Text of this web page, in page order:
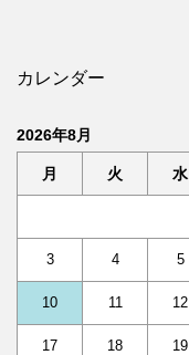
カレンダー
2026年8月
月 火 水
3 4 5
10 11 12
17 18 19